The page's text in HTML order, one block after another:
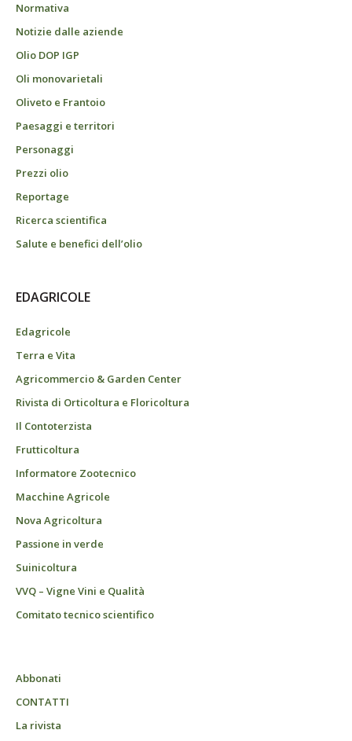
Normativa
Notizie dalle aziende
Olio DOP IGP
Oli monovarietali
Oliveto e Frantoio
Paesaggi e territori
Personaggi
Prezzi olio
Reportage
Ricerca scientifica
Salute e benefici dell’olio
EDAGRICOLE
Edagricole
Terra e Vita
Agricommercio & Garden Center
Rivista di Orticoltura e Floricoltura
Il Contoterzista
Frutticoltura
Informatore Zootecnico
Macchine Agricole
Nova Agricoltura
Passione in verde
Suinicoltura
VVQ – Vigne Vini e Qualità
Comitato tecnico scientifico
Abbonati
CONTATTI
La rivista